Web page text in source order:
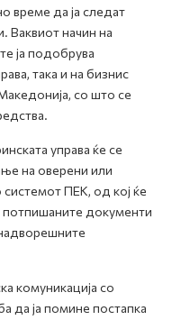
време да ја следат
Ваквиот начин на
ја подобрува
така и на бизнис
со што се
управа ќе се
на оверени или
ПЕК, од кој ќе
документи
комуникација со
да ја помине постапка